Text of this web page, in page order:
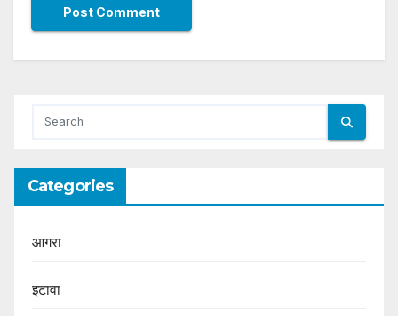
Categories
आगरा
इटावा